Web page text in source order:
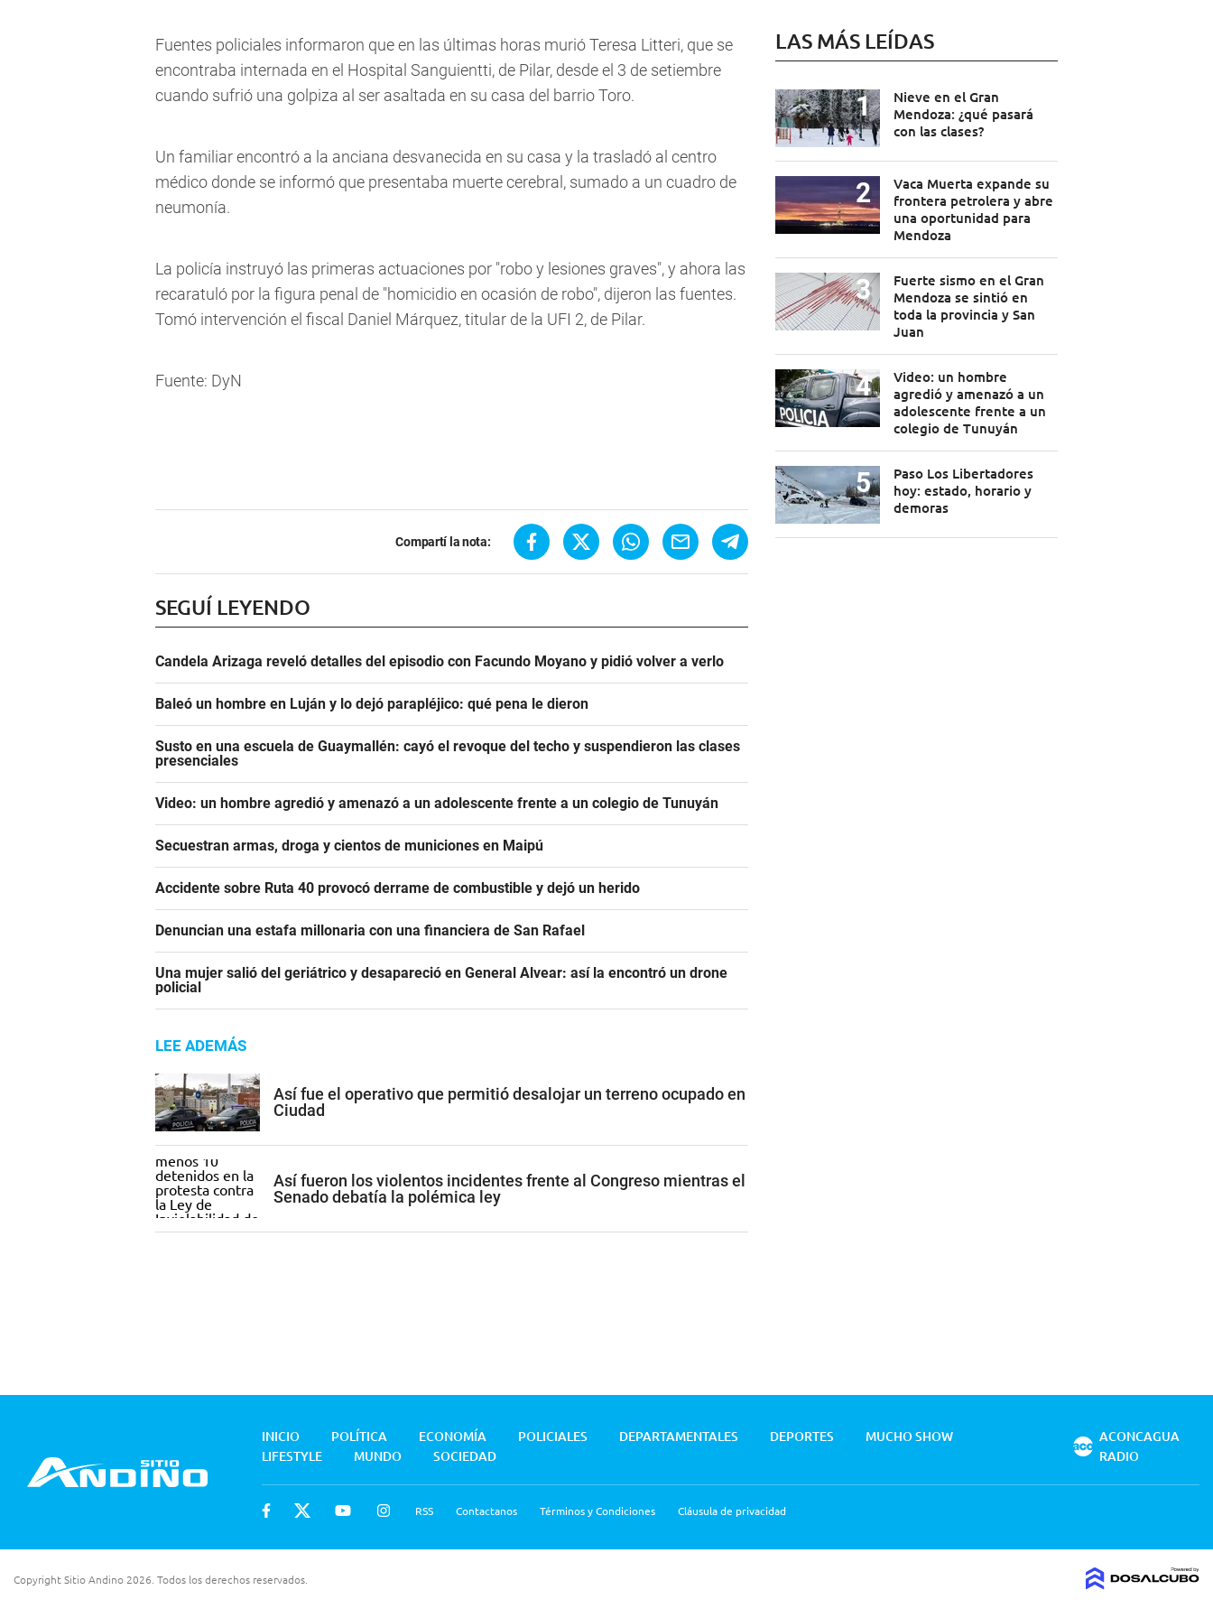
Fuentes policiales informaron que en las últimas horas murió Teresa Litteri, que se
encontraba internada en el Hospital Sanguientti, de Pilar, desde el 3 de setiembre
cuando sufrió una golpiza al ser asaltada en su casa del barrio Toro.
Un familiar encontró a la anciana desvanecida en su casa y la trasladó al centro
médico donde se informó que presentaba muerte cerebral, sumado a un cuadro de
neumonía.
La policía instruyó las primeras actuaciones por "robo y lesiones graves", y ahora las
recaratuló por la figura penal de "homicidio en ocasión de robo", dijeron las fuentes.
Tomó intervención el fiscal Daniel Márquez, titular de la UFI 2, de Pilar.
Fuente: DyN
Compartí la nota:
SEGUÍ LEYENDO
Candela Arizaga reveló detalles del episodio con Facundo Moyano y pidió volver a verlo
Baleó un hombre en Luján y lo dejó parapléjico: qué pena le dieron
Susto en una escuela de Guaymallén: cayó el revoque del techo y suspendieron las clases
presenciales
Video: un hombre agredió y amenazó a un adolescente frente a un colegio de Tunuyán
Secuestran armas, droga y cientos de municiones en Maipú
Accidente sobre Ruta 40 provocó derrame de combustible y dejó un herido
Denuncian una estafa millonaria con una financiera de San Rafael
Una mujer salió del geriátrico y desapareció en General Alvear: así la encontró un drone
policial
LEE ADEMÁS
Así fue el operativo que permitió desalojar un terreno ocupado en
Ciudad
Así fueron los violentos incidentes frente al Congreso mientras el
Senado debatía la polémica ley
LAS MÁS LEÍDAS
Nieve en el Gran
Mendoza: ¿qué pasará
con las clases?
Vaca Muerta expande su
frontera petrolera y abre
una oportunidad para
Mendoza
Fuerte sismo en el Gran
Mendoza se sintió en
toda la provincia y San
Juan
Video: un hombre
agredió y amenazó a un
adolescente frente a un
colegio de Tunuyán
Paso Los Libertadores
hoy: estado, horario y
demoras
INICIO POLÍTICA ECONOMÍA POLICIALES DEPARTAMENTALES DEPORTES
MUCHO SHOW
LIFESTYLE
MUNDO SOCIEDAD
RSS Contactanos Términos y Condiciones Cláusula de privacidad
ACONCAGUA
RADIO
Copyright Sitio Andino 2026. Todos los derechos reservados.